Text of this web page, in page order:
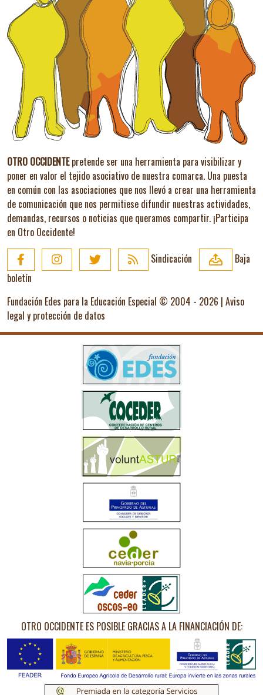
OTRO OCCIDENTEpretende ser una herramienta para visibilizar y
poner en valor el tejido asociativo de nuestra comarca. Una puesta
en común con las asociaciones que nos llevó a crear una herramienta
de comunicación que nos permitiese difundir nuestras actividades,
demandas, recursos o noticias que queramos compartir. ¡Participa
en Otro Occidente!
Sindicación
Baja
boletín
Fundación Edes para la Educación Especial © 2004 - 2026 | Aviso
legal y protección de datos
OTRO OCCIDENTE ES POSIBLE GRACIAS A LA FINANCIACIÓN DE: